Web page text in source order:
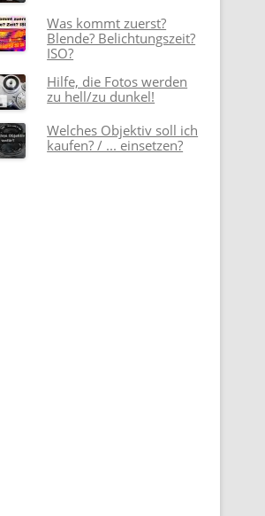
Was kommt zuerst?
Blende? Belichtungszeit?
ISO?
Hilfe, die Fotos werden
zu hell/zu dunkel!
Welches Objektiv soll ich
kaufen? / ... einsetzen?